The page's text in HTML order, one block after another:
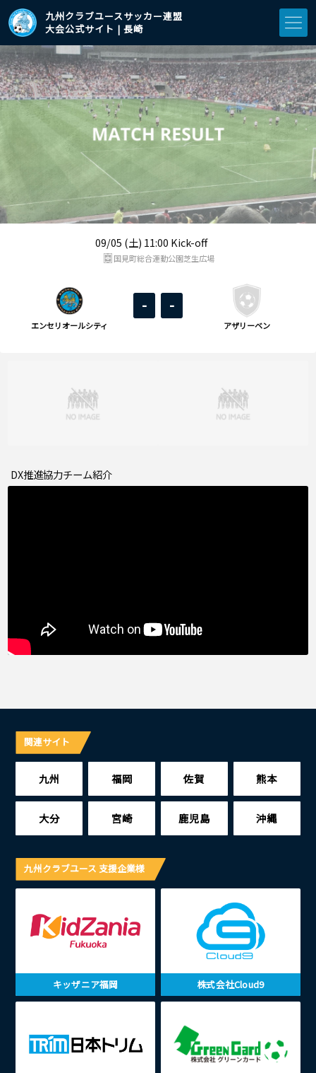
九州クラブユースサッカー連盟
大会公式サイト | 長崎
09/05 (土) 11:00 Kick-off
エンセリオールシティ
- -
アザリーベン
国見町総合運動公園芝生広場
DX推進協力チーム紹介
関連サイト
九州 福岡 佐賀 熊本
大分 宮崎 鹿児島 沖縄
九州クラブユース 支援企業様
キッザニア福岡 株式会社Cloud9